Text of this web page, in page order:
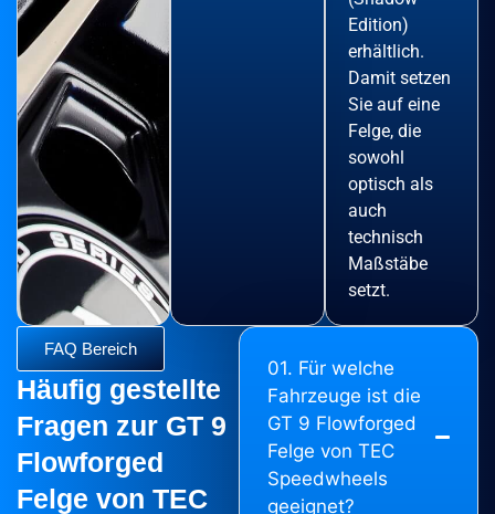
Edition)
erhältlich.
Damit setzen
Sie auf eine
Felge, die
sowohl
optisch als
auch
technisch
Maßstäbe
setzt.
FAQ Bereich
Häufig gestellte
Fragen zur GT 9
Flowforged
Felge von TEC
01. Für welche
Fahrzeuge ist die
GT 9 Flowforged
Felge von TEC
Speedwheels
geeignet?